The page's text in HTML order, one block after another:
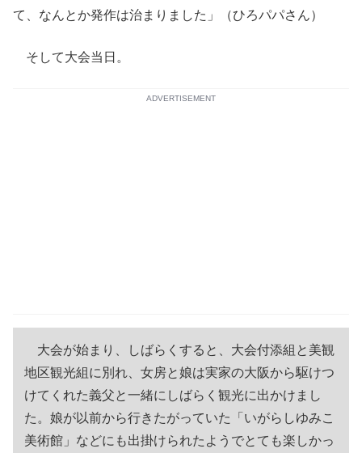
て、なんとか発作は治まりました」（ひろパパさん）
そして大会当日。
ADVERTISEMENT
大会が始まり、しばらくすると、大会付添組と美観
地区観光組に別れ、女房と娘は実家の大阪から駆けつ
けてくれた義父と一緒にしばらく観光に出かけまし
た。娘が以前から行きたがっていた「いがらしゆみこ
美術館」などにも出掛けられたようでとても楽しかっ